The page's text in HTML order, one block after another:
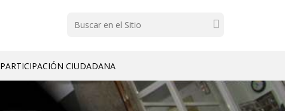
PARTICIPACIÓN CIUDADANA